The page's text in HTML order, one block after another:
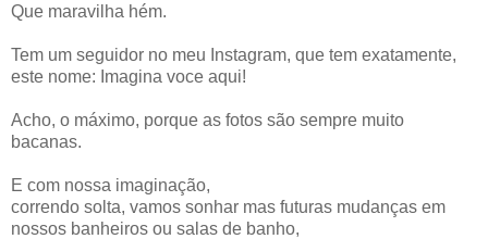
Que maravilha hém.
Tem um seguidor no meu Instagram, que tem exatamente,
este nome: Imagina voce aqui!
Acho, o máximo, porque as fotos são sempre muito
bacanas.
E com nossa imaginação,
correndo solta, vamos sonhar mas futuras mudanças em
nossos banheiros ou salas de banho,